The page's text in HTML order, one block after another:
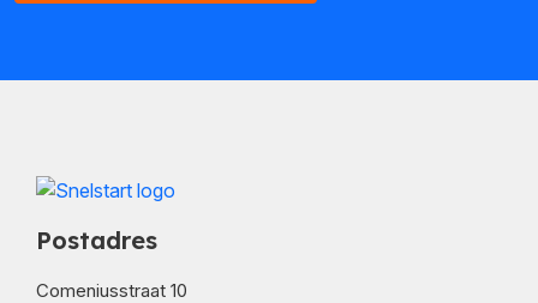
Postadres
Comeniusstraat 10